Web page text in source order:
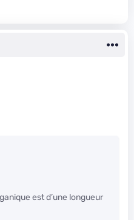
est d’une longueur